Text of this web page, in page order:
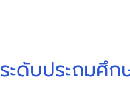
ระดับประถมศึ